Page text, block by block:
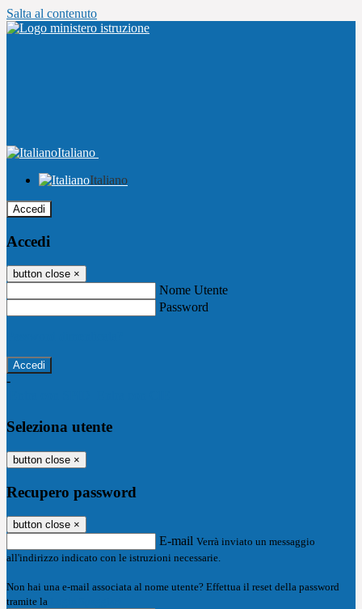
Salta al contenuto
Italiano
Italiano
Accedi
Accedi
button close ×
Nome Utente
Password
-
Seleziona utente
button close ×
Recupero password
button close ×
E-mail Verrà inviato un messaggio
all'indirizzo indicato con le istruzioni necessarie.
Non hai una e-mail associata al nome utente? Effettua il reset della password
tramite la